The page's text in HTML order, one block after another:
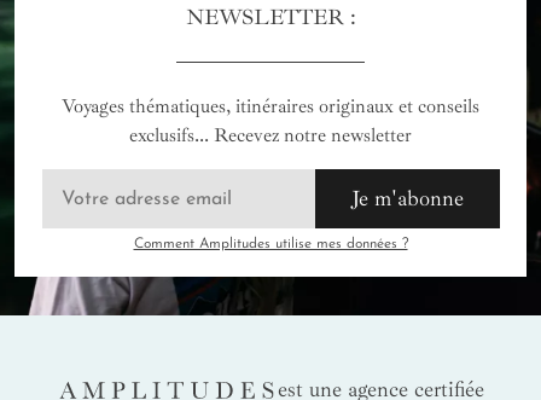
NEWSLETTER :
Voyages thématiques, itinéraires originaux et conseils
exclusifs... Recevez notre newsletter
Je m'abonne
Comment Amplitudes utilise mes données ?
AMPLITUDES
est une agence certifiée